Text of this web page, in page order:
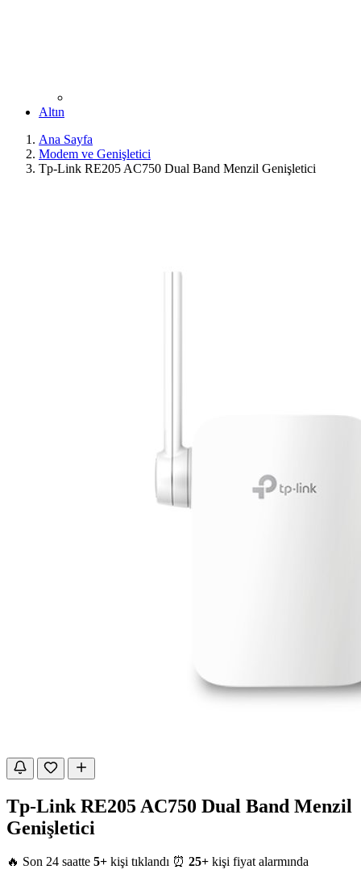
Altın
Ana Sayfa
Modem ve Genişletici
Tp-Link RE205 AC750 Dual Band Menzil Genişletici
Tp-Link RE205 AC750 Dual Band Menzil
Genişletici
🔥 Son 24 saatte 5+ kişi tıklandı ⏰ 25+ kişi fiyat alarmında